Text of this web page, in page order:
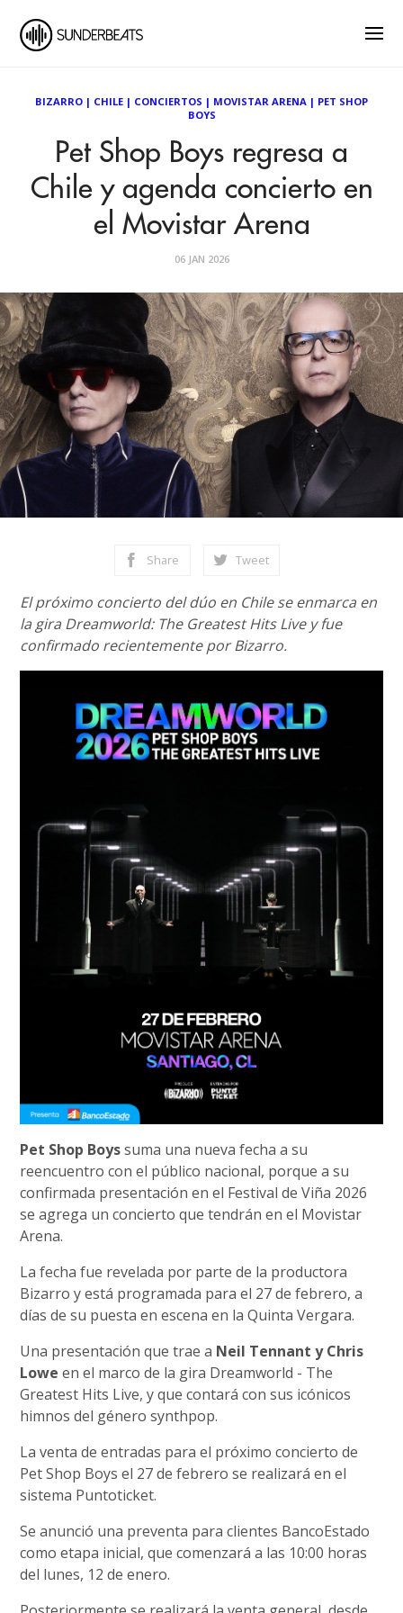
BIZARRO | CHILE | CONCIERTOS | MOVISTAR ARENA | PET SHOP
BOYS
Pet Shop Boys regresa a
Chile y agenda concierto en
el Movistar Arena
06 JAN 2026
Share Tweet
El próximo concierto del dúo en Chile se enmarca en
la gira Dreamworld: The Greatest Hits Live y fue
confirmado recientemente por Bizarro.
Pet Shop Boyssuma una nueva fecha a su
reencuentro con el público nacional, porque a su
confirmada presentación en el Festival de Viña 2026
se agrega un concierto que tendrán en el Movistar
Arena.
La fecha fue revelada por parte de la productora
Bizarro y está programada para el 27 de febrero, a
días de su puesta en escena en la Quinta Vergara.
Una presentación que trae a Neil Tennant y Chris
Lowe en el marco de la gira Dreamworld - The
Greatest Hits Live, y que contará con sus icónicos
himnos del género synthpop.
La venta de entradas para el próximo concierto de
Pet Shop Boys el 27 de febrero se realizará en el
sistema Puntoticket.
Se anunció una preventa para clientes BancoEstado
como etapa inicial, que comenzará a las 10:00 horas
del lunes, 12 de enero.